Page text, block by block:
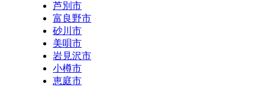
芦別市
富良野市
砂川市
美唄市
岩見沢市
小樽市
恵庭市